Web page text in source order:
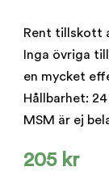
Rent tillskott
Inga övriga
en mycket
Hållbarhet:
MSM är ej
205 kr